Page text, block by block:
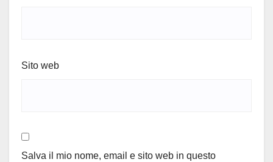
Sito web
Salva il mio nome, email e sito web in questo